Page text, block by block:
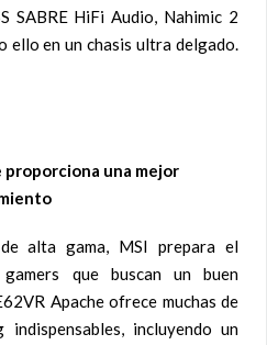
SABRE HiFi Audio, Nahimic 2
ello en un chasis ultra delgado.
proporciona una mejor
alta gama, MSI prepara el
que buscan un buen
Apache ofrece muchas de
indispensables, incluyendo un